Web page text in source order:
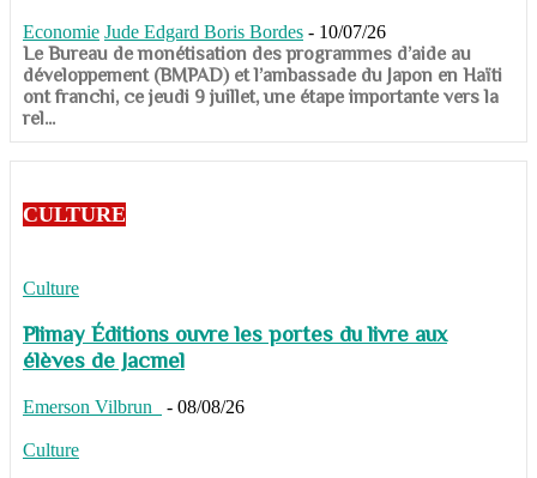
Economie Jude Edgard Boris Bordes - 10/07/26
​​​​​​​Le Bureau de monétisation des programmes d’aide au
développement (BMPAD) et l’ambassade du Japon en Haïti
ont franchi, ce jeudi 9 juillet, une étape importante vers la
rel...
CULTURE
Culture
Plimay Éditions ouvre les portes du livre aux
élèves de Jacmel
Emerson Vilbrun - 08/08/26
Culture